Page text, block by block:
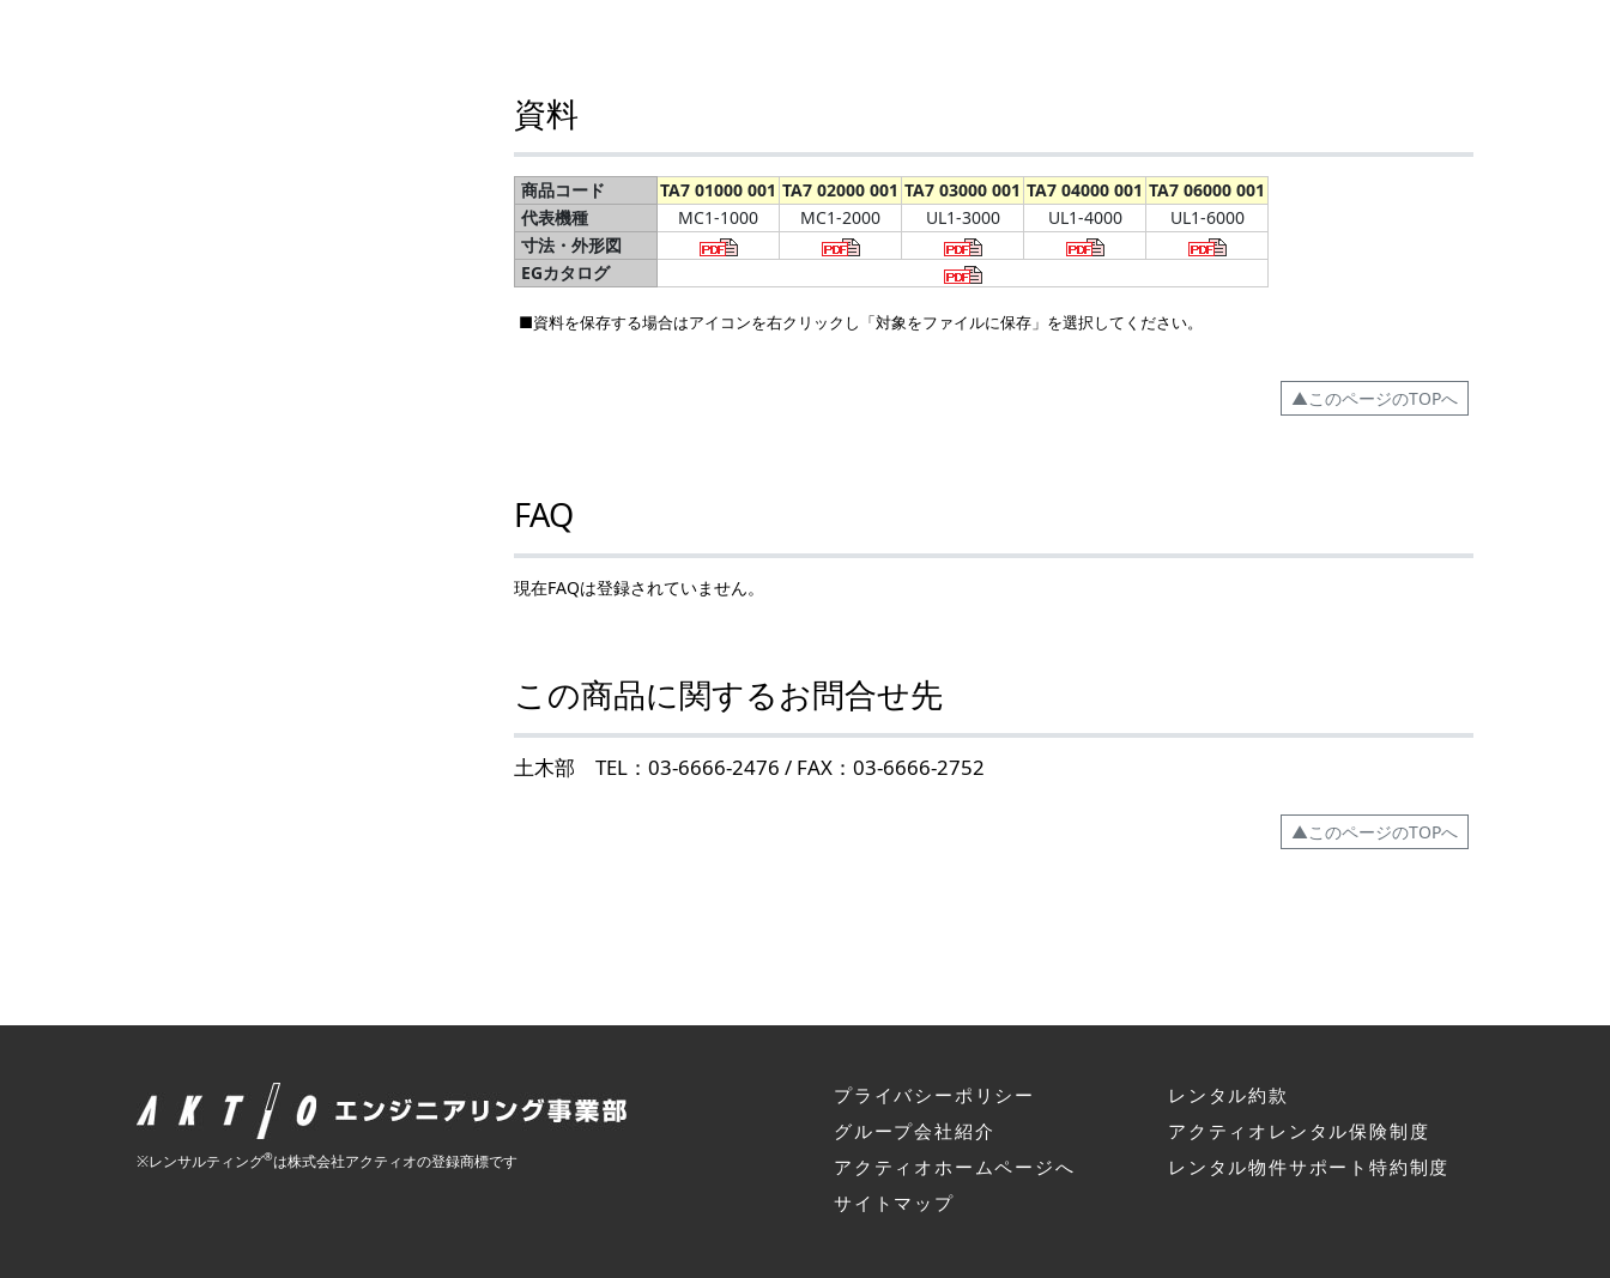
資料
商品コード TA7 01000 001 TA7 02000 001 TA7 03000 001 TA7 04000 001 TA7 06000 001
代表機種
MC1-1000 MC1-2000 UL1-3000 UL1-4000
UL1-6000
寸法・外形図
EGカタログ
■資料を保存する場合はアイコンを右クリックし「対象をファイルに保存」を選択してください。
▲このページのTOPへ
FAQ
現在FAQは登録されていません。
この商品に関するお問合せ先
土木部 TEL：03-6666-2476 / FAX：03-6666-2752
▲このページのTOPへ
※レンサルティング®は株式会社アクティオの登録商標です
プライバシーポリシー
グループ会社紹介
アクティオホームページへ
サイトマップ
レンタル約款
アクティオレンタル保険制度
レンタル物件サポート特約制度